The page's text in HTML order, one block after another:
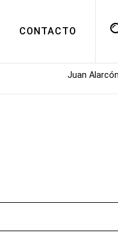
CONTACTO
Juan Alarcón